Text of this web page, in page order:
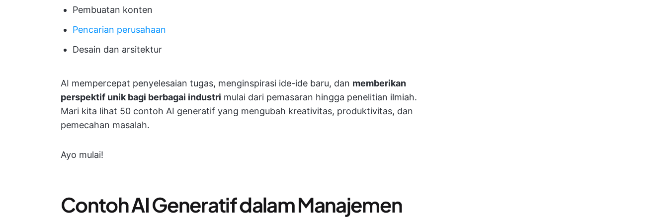
Pembuatan konten
Pencarian perusahaan
Desain dan arsitektur
AI mempercepat penyelesaian tugas, menginspirasi ide-ide baru, dan memberikan
perspektif unik bagi berbagai industri mulai dari pemasaran hingga penelitian ilmiah.
Mari kita lihat 50 contoh AI generatif yang mengubah kreativitas, produktivitas, dan
pemecahan masalah.
Ayo mulai!
Contoh AI Generatif dalam Manajemen